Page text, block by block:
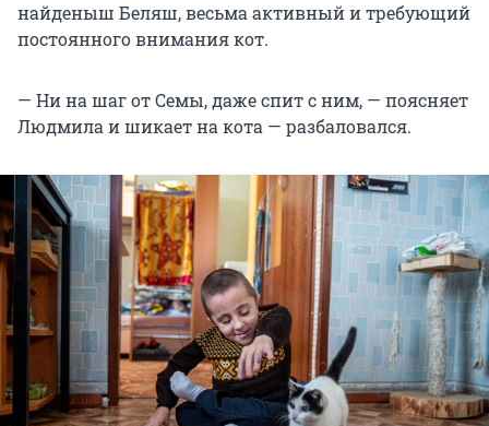
найденыш Беляш, весьма активный и требующий
постоянного внимания кот.
— Ни на шаг от Семы, даже спит с ним, — поясняет
Людмила и шикает на кота — разбаловался.